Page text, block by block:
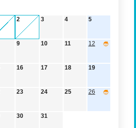
2 3 4 5
9 10 11 12
16 17 18 19
23 24 25 26
30 31